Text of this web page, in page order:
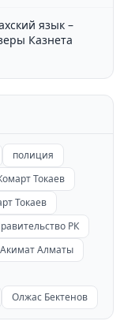
язык –
Казнета
полиция
Токаев
Токаев
РК
Акимат Алматы
Олжас Бектенов